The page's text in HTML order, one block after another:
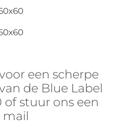
een scherpe
de Blue Label
of stuur ons een
mail